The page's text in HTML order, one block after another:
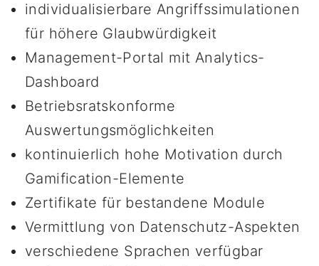
individualisierbare Angriffssimulationen
für höhere Glaubwürdigkeit
Management-Portal mit Analytics-
Dashboard
Betriebsratskonforme
Auswertungsmöglichkeiten
kontinuierlich hohe Motivation durch
Gamification-Elemente
Zertifikate für bestandene Module
Vermittlung von Datenschutz-Aspekten
verschiedene Sprachen verfügbar